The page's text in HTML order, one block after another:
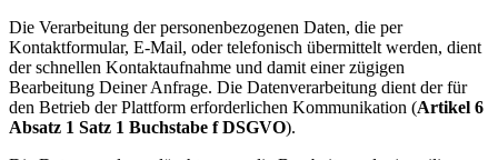
Die Verarbeitung der personenbezogenen Daten, die per
Kontaktformular, E-Mail, oder telefonisch übermittelt werden, dient
der schnellen Kontaktaufnahme und damit einer zügigen
Bearbeitung Deiner Anfrage. Die Datenverarbeitung dient der für
den Betrieb der Plattform erforderlichen Kommunikation (Artikel 6
Absatz 1 Satz 1 Buchstabe f DSGVO).